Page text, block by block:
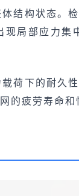
结构状态。
局部应力
荷下的耐久
的疲劳寿命